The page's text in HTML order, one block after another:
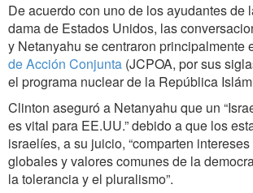
De acuerdo con uno de los ayudantes de
dama de Estados Unidos, las
y Netanyahu se centraron principalmente
de Acción Conjunta (JCPOA, por sus
el programa nuclear de la República
Clinton aseguró a Netanyahu que un
es vital para EE.UU.” debido a que los
israelíes, a su juicio, “comparten
globales y valores comunes de la
la tolerancia y el pluralismo”.